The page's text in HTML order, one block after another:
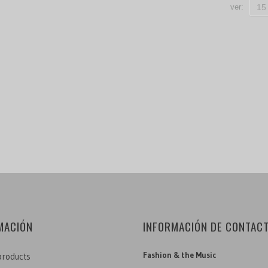
ver: 15
INFORMACIÓN DE
Fashion & the Music